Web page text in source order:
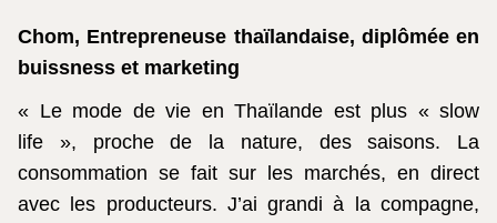
Chom, Entrepreneuse thaïlandaise, diplômée en
buissness et marketing
« Le mode de vie en Thaïlande est plus « slow
life », proche de la nature, des saisons. La
consommation se fait sur les marchés, en direct
avec les producteurs. J’ai grandi à la compagne,